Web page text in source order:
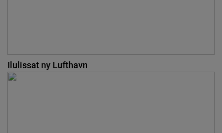
Ilulissat ny Lufthavn